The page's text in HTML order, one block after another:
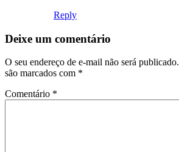
Reply
Deixe um comentário
O seu endereço de e-mail não será publicado.
são marcados com *
Comentário *